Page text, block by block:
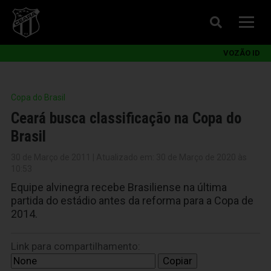
VOZÃO ID
Copa do Brasil
Ceará busca classificação na Copa do
Brasil
Equipe alvinegra recebe Brasiliense na última
partida do estádio antes da reforma para a Copa de
2014.
Link para compartilhamento:
Copiar